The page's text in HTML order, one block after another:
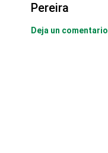
Pereira
Deja un comentario